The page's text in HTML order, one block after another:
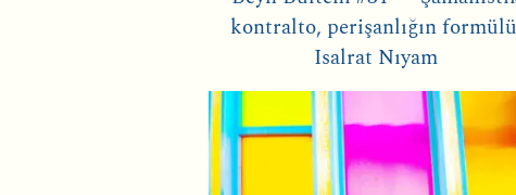
kontralto, perişanlığın
Isalrat Nıyam